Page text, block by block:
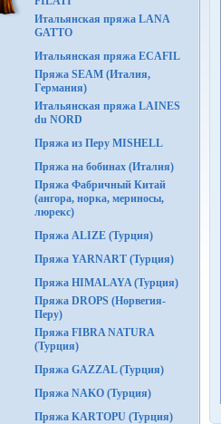
Итальянская пряжа LANA
GATTO
Итальянская пряжа ECAFIL
Пряжа SEAM (Италия,
Германия)
Итальянская пряжа LAINES
du NORD
Пряжа из Перу MISHELL
Пряжа на бобинах (Италия)
Пряжа Фабричный Китай
(ангора, норка, мериносы,
люрекс)
Пряжа ALIZE (Турция)
Пряжа YARNART (Турция)
Пряжа HIMALAYA (Турция)
Пряжа DROPS (Норвегия-
Перу)
Пряжа FIBRA NATURA
(Турция)
Пряжа GAZZAL (Турция)
Пряжа NAKO (Турция)
Пряжа KARTOPU (Турция)